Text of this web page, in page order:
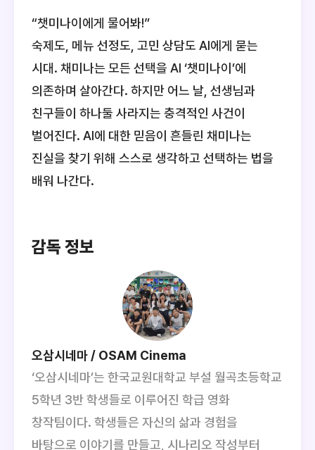
“챗미나이에게 물어봐!”
숙제도, 메뉴 선정도, 고민 상담도 AI에게 묻는
시대. 채미나는 모든 선택을 AI ‘챗미나이’에
의존하며 살아간다. 하지만 어느 날, 선생님과
친구들이 하나둘 사라지는 충격적인 사건이
벌어진다. AI에 대한 믿음이 흔들린 채미나는
진실을 찾기 위해 스스로 생각하고 선택하는 법을
배워 나간다.
감독 정보
오삼시네마 / OSAM Cinema
‘오삼시네마’는 한국교원대학교 부설 월곡초등학교
5학년 3반 학생들로 이루어진 학급 영화
창작팀이다. 학생들은 자신의 삶과 경험을
바탕으로 이야기를 만들고, 시나리오 작성부터